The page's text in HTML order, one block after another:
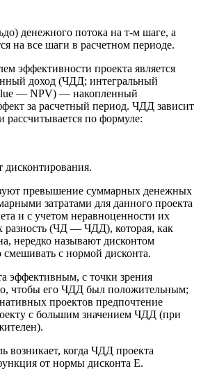
денежного потока на т-м шаге, а
на все шаги в расчетном периоде.
эффективности проекта является
доход (ЧДД; интегральный
— NPV) — накопленный
за расчетный период. ЧДД зависит
по формуле:
превышение суммарных денежных
затратами для данного проекта
и с учетом неравноценности их
разность (ЧД — ЧДД), которая, как
нередко называют дисконтом
смешивать с нормой дисконта.
эффективным, с точки зрения
чтобы его ЧДД был положительным;
проектов предпочтение
с большим значением ЧДД (при
возникает, когда ЧДД проекта
от нормы дисконта Е.